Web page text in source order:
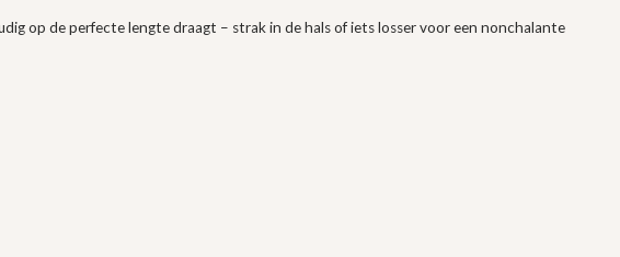
op de perfecte lengte draagt – strak in de hals of iets losser voor een nonchalante